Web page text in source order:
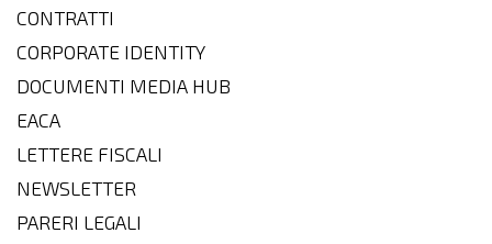
CONTRATTI
CORPORATE IDENTITY
DOCUMENTI MEDIA HUB
EACA
LETTERE FISCALI
NEWSLETTER
PARERI LEGALI